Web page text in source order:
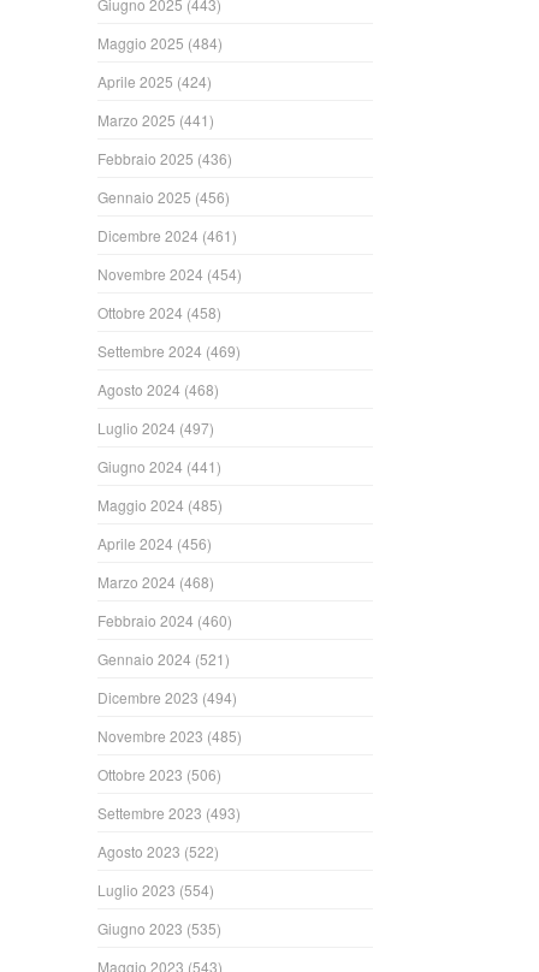
Giugno 2025 (443)
Maggio 2025 (484)
Aprile 2025 (424)
Marzo 2025 (441)
Febbraio 2025 (436)
Gennaio 2025 (456)
Dicembre 2024 (461)
Novembre 2024 (454)
Ottobre 2024 (458)
Settembre 2024 (469)
Agosto 2024 (468)
Luglio 2024 (497)
Giugno 2024 (441)
Maggio 2024 (485)
Aprile 2024 (456)
Marzo 2024 (468)
Febbraio 2024 (460)
Gennaio 2024 (521)
Dicembre 2023 (494)
Novembre 2023 (485)
Ottobre 2023 (506)
Settembre 2023 (493)
Agosto 2023 (522)
Luglio 2023 (554)
Giugno 2023 (535)
Maggio 2023 (543)